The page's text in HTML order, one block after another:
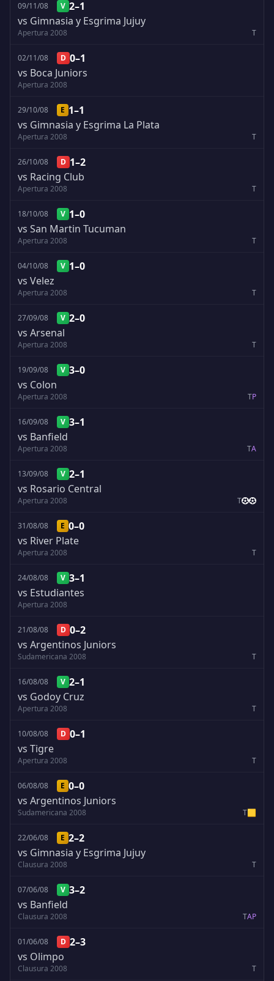
09/11/08 V 2–1
vs Gimnasia y Esgrima Jujuy
Apertura 2008 T
02/11/08 D 0–1
vs Boca Juniors
Apertura 2008
29/10/08 E 1–1
vs Gimnasia y Esgrima La Plata
Apertura 2008 T
26/10/08 D 1–2
vs Racing Club
Apertura 2008 T
18/10/08 V 1–0
vs San Martin Tucuman
Apertura 2008 T
04/10/08 V 1–0
vs Velez
Apertura 2008 T
27/09/08 V 2–0
vs Arsenal
Apertura 2008 T
19/09/08 V 3–0
vs Colon
Apertura 2008 TP
16/09/08 V 3–1
vs Banfield
Apertura 2008 TA
13/09/08 V 2–1
vs Rosario Central
Apertura 2008 T
31/08/08 E 0–0
vs River Plate
Apertura 2008 T
24/08/08 V 3–1
vs Estudiantes
Apertura 2008
21/08/08 D 0–2
vs Argentinos Juniors
Sudamericana 2008 T
16/08/08 V 2–1
vs Godoy Cruz
Apertura 2008 T
10/08/08 D 0–1
vs Tigre
Apertura 2008 T
06/08/08 E 0–0
vs Argentinos Juniors
Sudamericana 2008 T🟨
22/06/08 E 2–2
vs Gimnasia y Esgrima Jujuy
Clausura 2008 T
07/06/08 V 3–2
vs Banfield
Clausura 2008 TAP
01/06/08 D 2–3
vs Olimpo
Clausura 2008 T